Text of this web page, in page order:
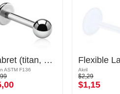
Labret (titan, sijoč zaključek) s/z Bunkica
ASTM F136 Akril
$2,29
$1,15